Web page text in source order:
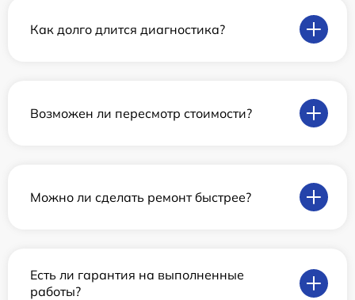
Как долго длится диагностика?
Возможен ли пересмотр стоимости?
Можно ли сделать ремонт быстрее?
Есть ли гарантия на выполненные
работы?